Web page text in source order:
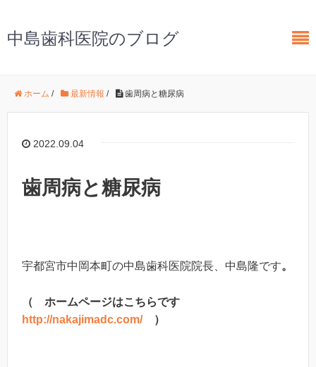
中島歯科医院のブログ
ホーム / 最新情報 / 歯周病と糖尿病
2022.09.04
歯周病と糖尿病
宇都宮市中岡本町の中島歯科医院院長、中島隆です。
（ ホームページはこちらです
http://nakajimadc.com/）